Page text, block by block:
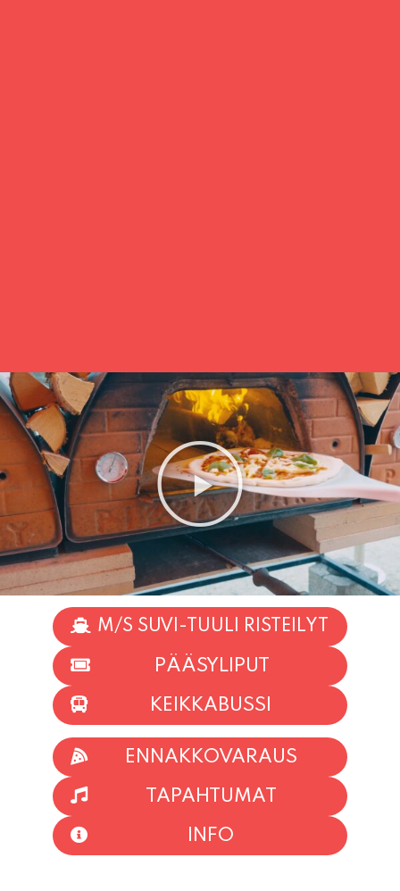
M/S SUVI-TUULI RISTEILYT
PÄÄSYLIPUT
KEIKKABUSSI
ENNAKKOVARAUS
TAPAHTUMAT
INFO